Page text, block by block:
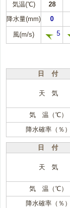
気温(℃) 28
降水量(mm)
0
風(m/s) 5
日 付
天 気
気 温（℃）
降水確率（％）
日 付
天 気
気 温（℃）
降水確率（％）